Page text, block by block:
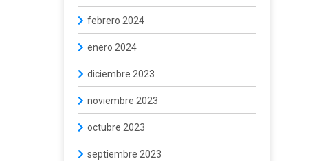
febrero 2024
enero 2024
diciembre 2023
noviembre 2023
octubre 2023
septiembre 2023